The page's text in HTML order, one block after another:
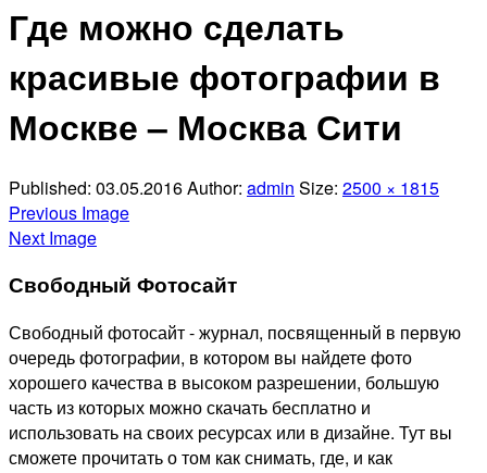
Где можно сделать
красивые фотографии в
Москве – Москва Сити
Published: 03.05.2016Author: admin Size: 2500 × 1815
Previous Image
Next Image
Свободный Фотосайт
Свободный фотосайт - журнал, посвященный в первую
очередь фотографии, в котором вы найдете фото
хорошего качества в высоком разрешении, большую
часть из которых можно скачать бесплатно и
использовать на своих ресурсах или в дизайне. Тут вы
сможете прочитать о том как снимать, где, и как